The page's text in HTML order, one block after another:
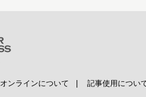
ンラインについて 記事使用につい